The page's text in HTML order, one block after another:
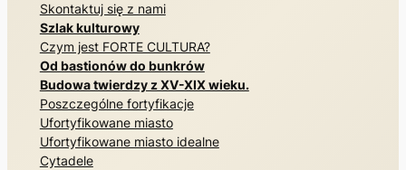
Skontaktuj się z nami
Szlak kulturowy
Czym jest FORTE CULTURA?
Od bastionów do bunkrów
Budowa twierdzy z XV-XIX wieku.
Poszczególne fortyfikacje
Ufortyfikowane miasto
Ufortyfikowane miasto idealne
Cytadele